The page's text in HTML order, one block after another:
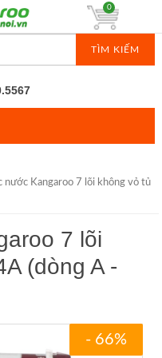
TÌM KIẾM
0
Kangaroo 7 lõi không vỏ tủ
7 lõi
(dòng A -
- 66%